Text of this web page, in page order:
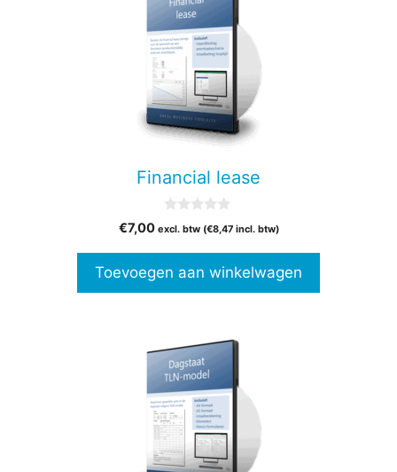
Financial lease
v
5
€7,00 excl. btw (€8,47incl. btw)
Toevoegen aan winkelwagen